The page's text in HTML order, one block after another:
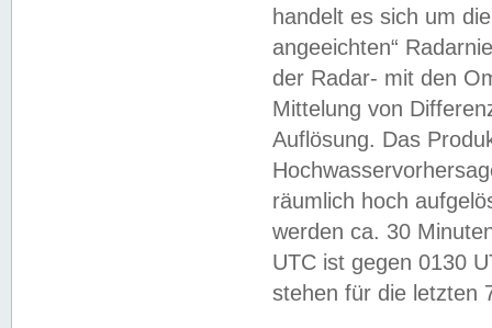
handelt es sich um
angeeichten“
der Radar- mit den
Mittelung von
Auflösung. Das
räumlich hoch
werden ca. 30
UTC ist gegen 0130
stehen für die letzten